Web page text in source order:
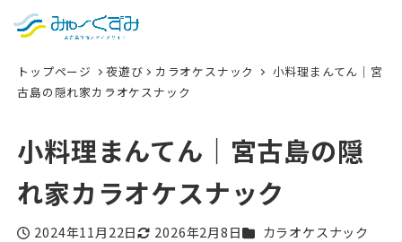
한국어
検索
トップページ 夜遊び カラオケスナック
小料理まんてん｜宮
古島の隠れ家カラオケスナック
小料理まんてん｜宮古島の隠
れ家カラオケスナック
2024年11月22日 2026年2月8日カテゴリー
カラオケスナック